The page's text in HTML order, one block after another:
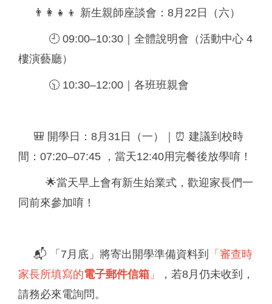
👨‍👩‍👧‍👦 新生親師座談會：8月22日（六）
🕘 09:00–10:30｜全體說明會（活動中心 4
樓演藝廳）
🕥 10:30–12:00｜各班班親會
🎒 開學日：8月31日（一）
⏰ 建議到校時
間：07:20–07:45 ，當天12:40用完餐後放學唷！
🌟當天早上會有新生始業式，歡迎家長們一
同前來參加唷！
📬 「7月底」將寄出開學準備資料到
「審查時
家長所填寫的電子郵件信箱 」
，若8月仍未收到，
請務必來電詢問。